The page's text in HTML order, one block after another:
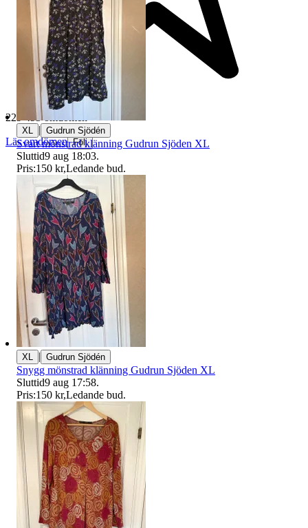
229 495 omdömen
Läs omdömen Följ
XL | Gudrun Sjödén
Svart mönstrad klänning Gudrun Sjöden XL
Sluttid9 aug 18:03.
Pris:150 kr,Ledande bud.
XL | Gudrun Sjödén
Snygg mönstrad klänning Gudrun Sjöden XL
Sluttid9 aug 17:58.
Pris:150 kr,Ledande bud.